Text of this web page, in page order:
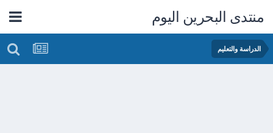
منتدى البحرين اليوم
الدراسة والتعليم